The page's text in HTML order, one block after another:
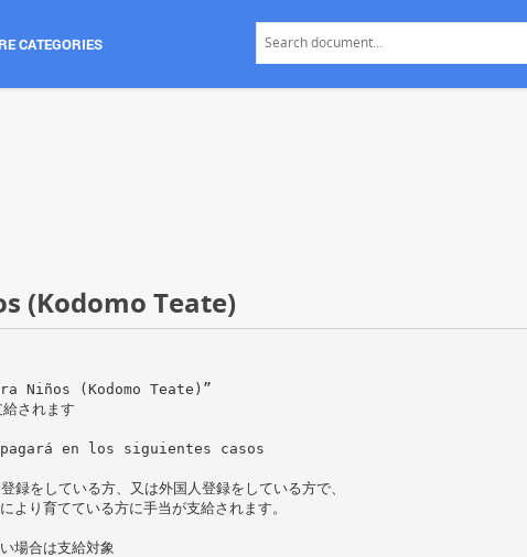
CATEGORIES
(Kodomo Teate)
Niños (Kodomo Teate)”
されます
en los siguientes casos
をしている方、又は外国人登録をしている方で、
より育てている方に手当が支給されます。
場合は支給対象